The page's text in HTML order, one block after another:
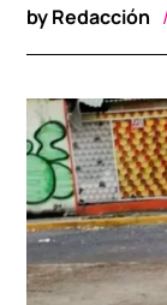
byRedacción